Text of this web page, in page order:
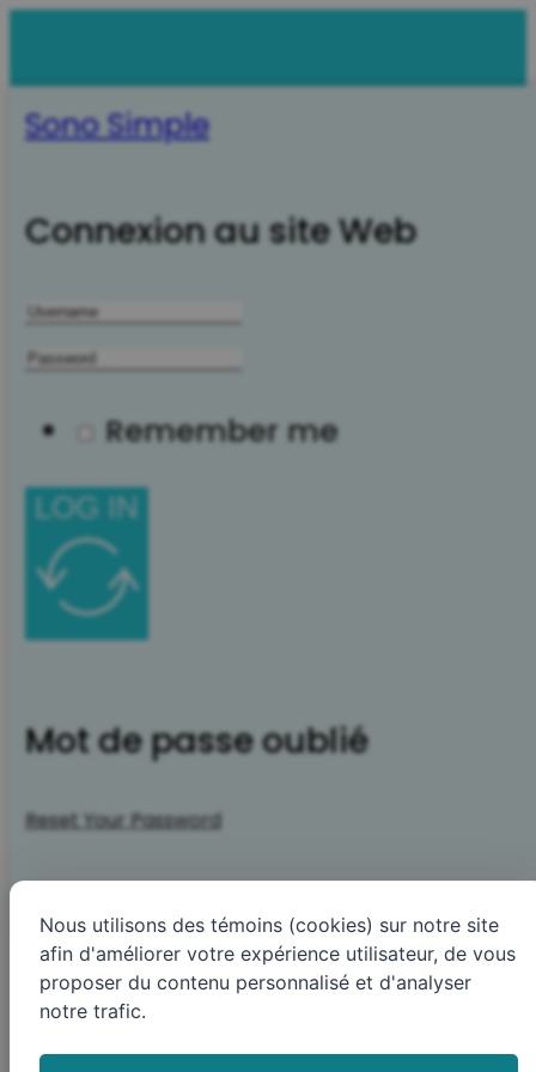
Nous utilisons des témoins (cookies) sur notre site
afin d'améliorer votre expérience utilisateur, de vous
proposer du contenu personnalisé et d'analyser
notre trafic.
Sono Simple
Connexion au site Web
Remember me
LOG IN
Mot de passe oublié
Reset Your Password